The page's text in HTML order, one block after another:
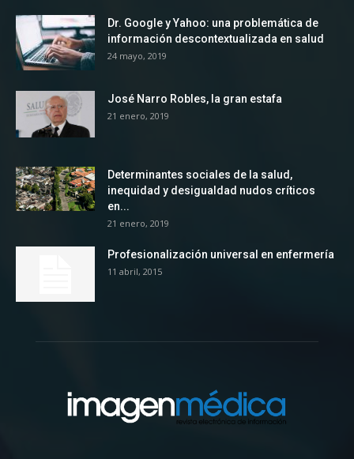
Dr. Google y Yahoo: una problemática de
información descontextualizada en salud
24 mayo, 2019
José Narro Robles, la gran estafa
21 enero, 2019
Determinantes sociales de la salud,
inequidad y desigualdad nudos críticos
en...
21 enero, 2019
Profesionalización universal en enfermería
11 abril, 2015